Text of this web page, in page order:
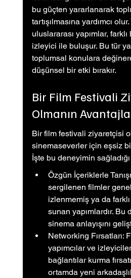
bu güçten yararlanarak
tartışılmasına yardımcı
uluslararası yapımlar, farklı
izleyici ile buluşur. Bu tür
toplumsal konulara
düşünsel bir etki bırakır.
Bir Film Festivali
Olmanın
Bir film festivali ziyaretçisi
sinemaseverler için eşsiz
İşte bu deneyimin
Özgün İçeriklerle
sergilenen filmler
izlenmemiş ya da farklı
sunan yapımlardır. Bu
sinema anlayışını
Networking Fırsatları:
yapımcılar ve
bağlantılar kurma
ortamda yeni